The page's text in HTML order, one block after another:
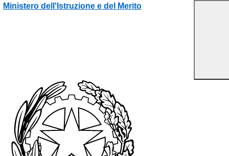
Vai ai contenuti
Vai al menu di navigazione
Vai al footer
Ministero dell'Istruzione e del Merito